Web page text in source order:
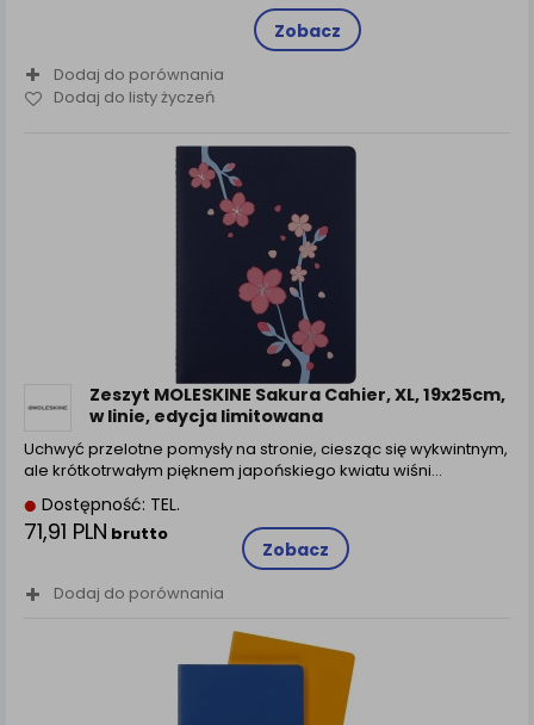
Zobacz
Dodaj do porównania
Dodaj do listy życzeń
Zeszyt MOLESKINE Sakura Cahier, XL, 19x25cm,
w linie, edycja limitowana
Uchwyć przelotne pomysły na stronie, ciesząc się wykwintnym,
ale krótkotrwałym pięknem japońskiego kwiatu wiśni…
Dostępność: TEL.
71,91 PLN brutto
Zobacz
Dodaj do porównania